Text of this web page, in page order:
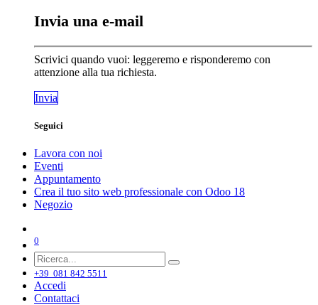
Invia una e-mail
Scrivici quando vuoi: leggeremo e risponderemo con
attenzione alla tua richiesta.
Invia
Seguici
Lavora con noi
Eventi
Appuntamento
Crea il tuo sito web professionale con Odoo 18
Negozio
0
+39 081 842 5511
Accedi
Contattaci